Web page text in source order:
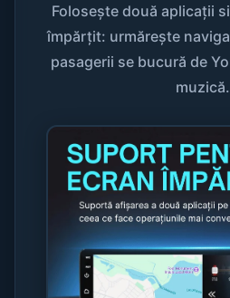
Folosește două aplicații
împărțit: urmărește
pasagerii se bucură de
muzică.